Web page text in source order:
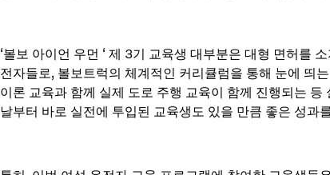
‘볼보 아이언 우먼 ‘ 제 3기 교육생 대부분은 대형 면허를
전자들로, 볼보트럭의 체계적인 커리큘럼을 통해 눈에 띄
이론 교육과 함께 실제 도로 주행 교육이 함께 진행되는
날부터 바로 실전에 투입된 교육생도 있을 만큼 좋은 성과